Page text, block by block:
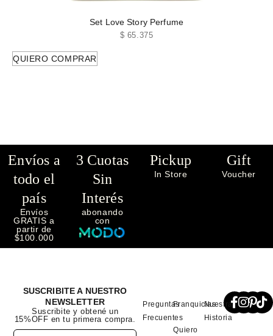
Set Love Story Perfume
$ 65.375
QUIERO COMPRAR
Envíos a
todo el
país
Envíos
GRATIS a
partir de
$100.000
3 Cuotas
Sin
Interés
abonando
con
Pickup
In Store
Gift
Voucher
Preguntas
Frecuentes
Franquicias
Quiero
Nuestra
Historia
SUSCRIBITE A NUESTRO
NEWSLETTER
Suscribite y obtené un
15%OFF en tu primera compra.